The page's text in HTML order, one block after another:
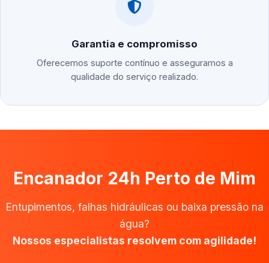
Garantia e compromisso
Oferecemos suporte contínuo e asseguramos a
qualidade do serviço realizado.
Encanador 24h Perto de Mim
Entupimentos, falhas hidráulicas ou baixa pressão na
água?
Nossos especialistas resolvem com agilidade!